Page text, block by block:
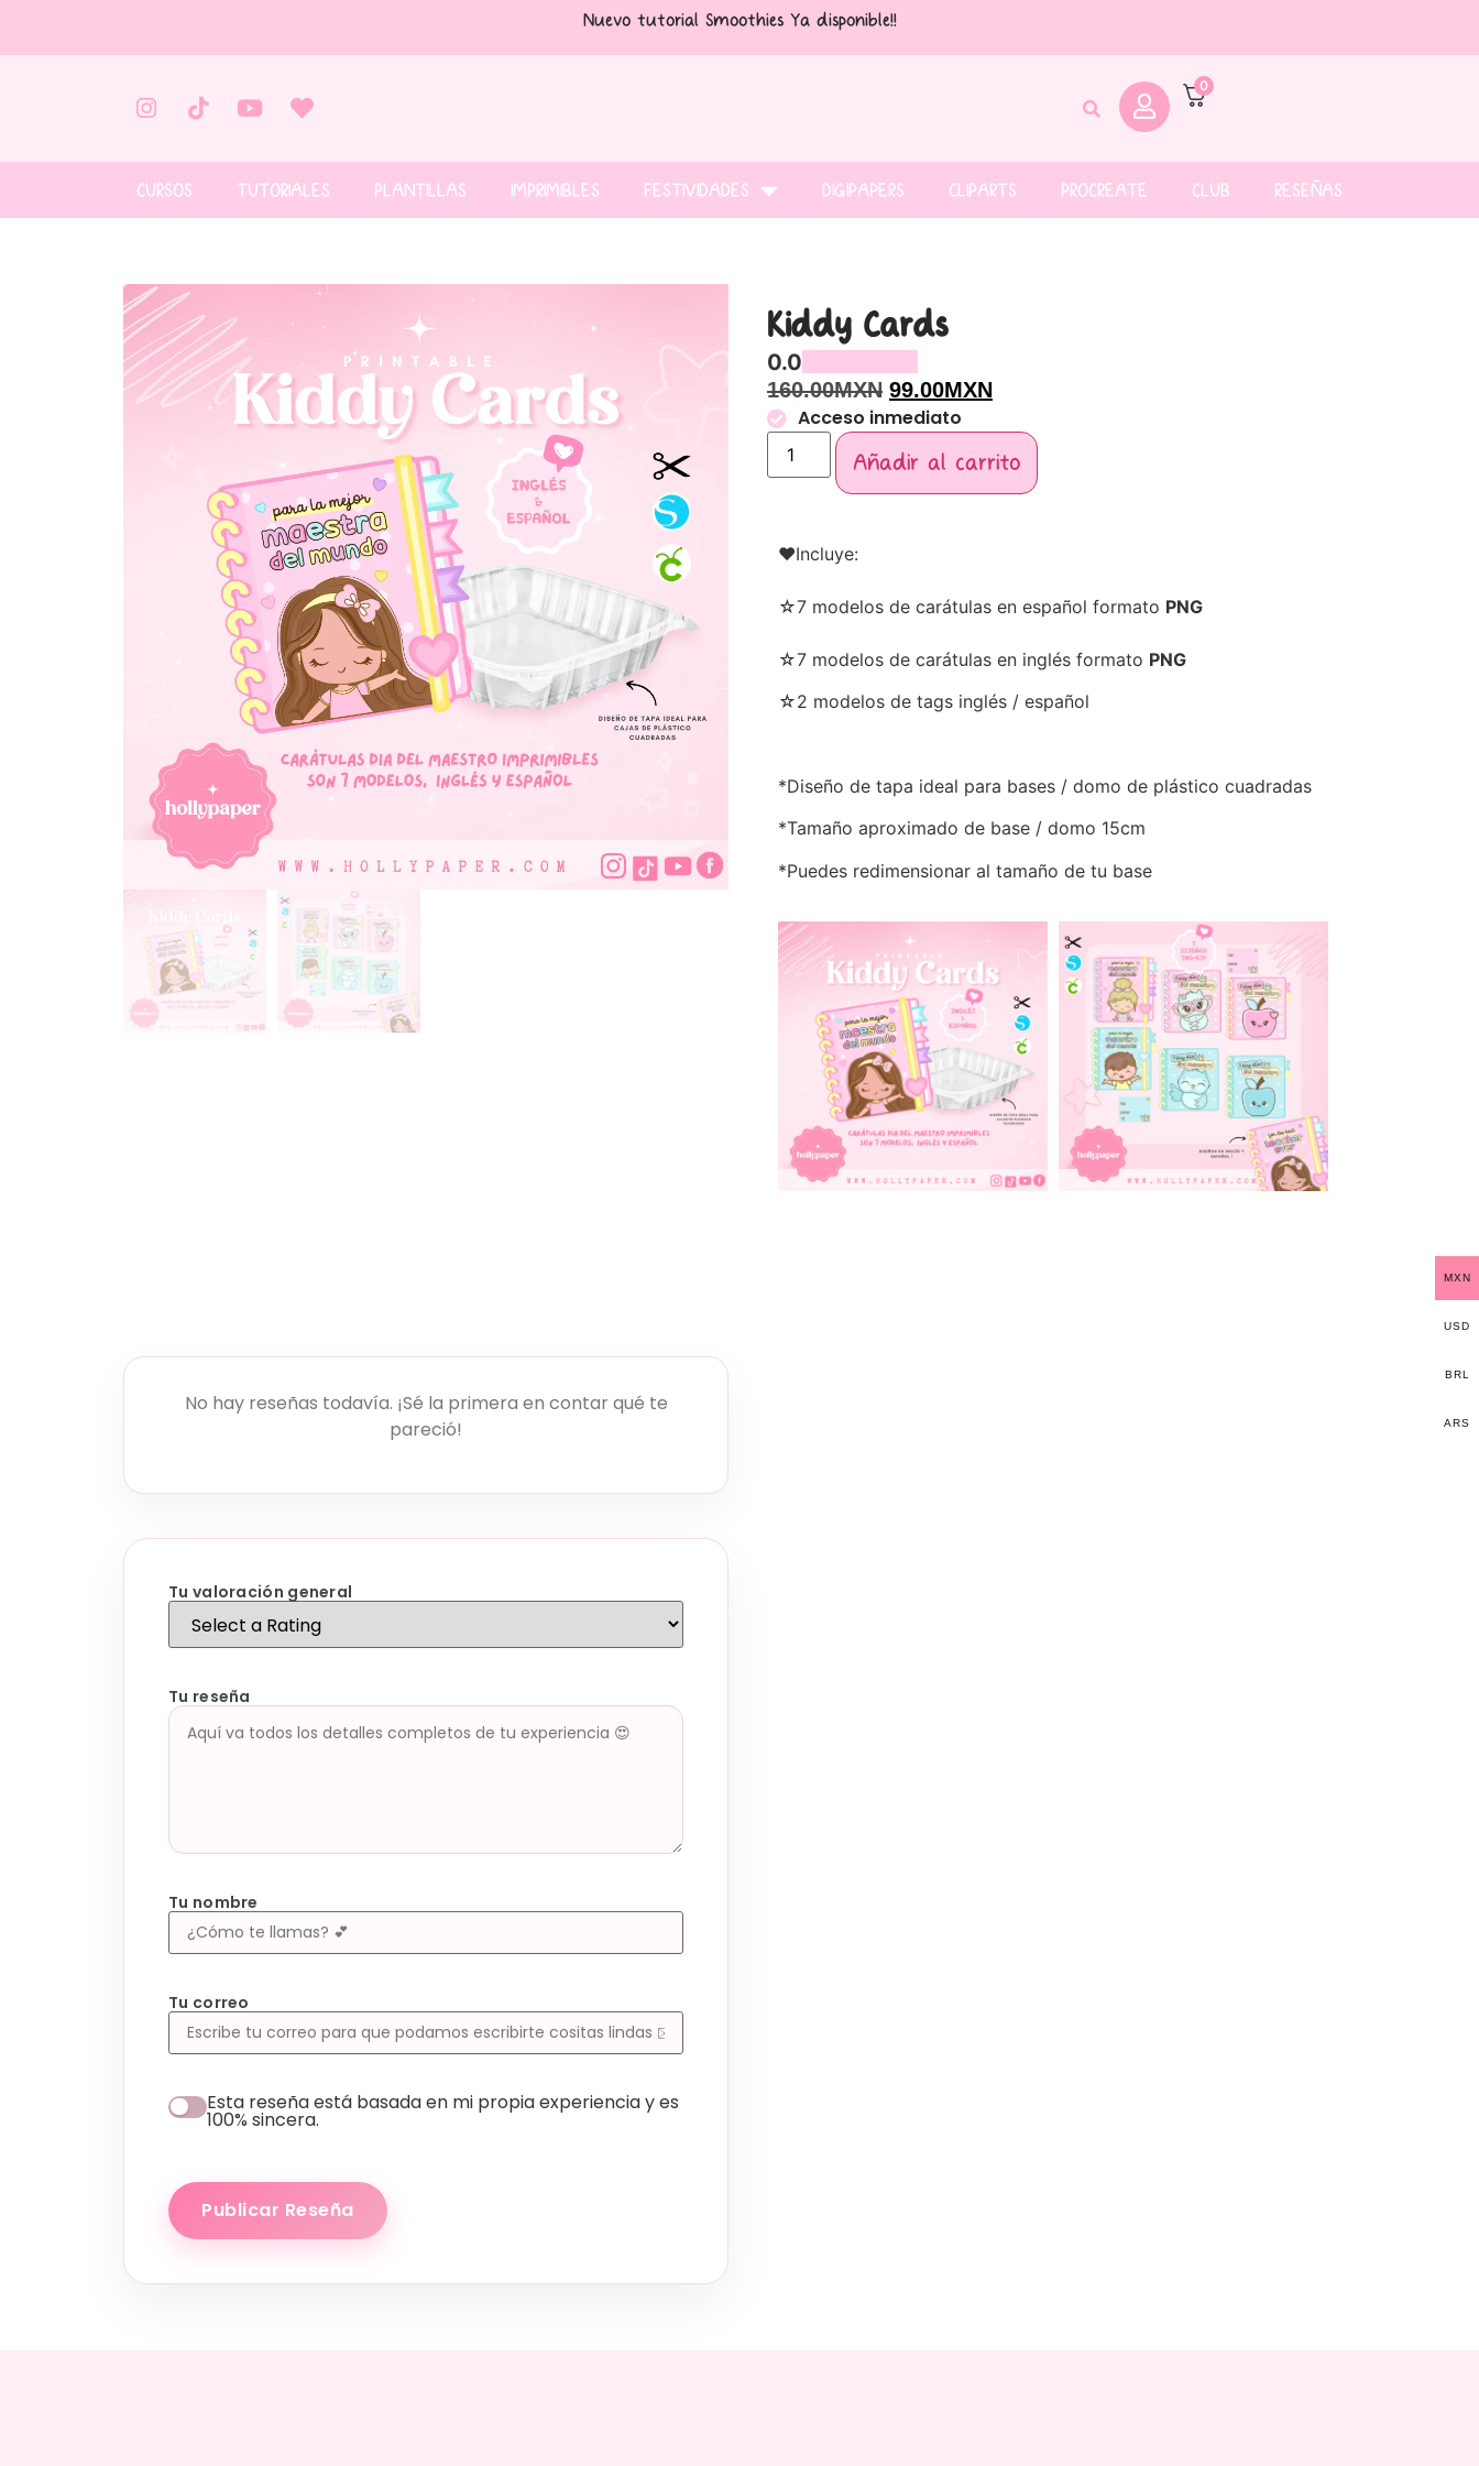
Nuevo tutorial Smoothies Ya disponible!!
0
CURSOS TUTORIALES PLANTILLAS IMPRIMIBLES FESTIVIDADES DIGIPAPERS CLIPARTS PROCREATE CLUB RESEÑAS
Kiddy Cards
0.0
160.00MXN 99.00MXN
Acceso inmediato
Añadir al carrito
♥Incluye:
☆7 modelos de carátulas en español formato PNG
☆7 modelos de carátulas en inglés formato PNG
☆2 modelos de tags inglés / español
*Diseño de tapa ideal para bases / domo de plástico cuadradas
*Tamaño aproximado de base / domo 15cm
*Puedes redimensionar al tamaño de tu base
No hay reseñas todavía. ¡Sé la primera en contar qué te
pareció!
Tu valoración general
Tu reseña
Tu nombre
Tu correo
Esta reseña está basada en mi propia experiencia y es
100% sincera.
Publicar Reseña
MXN
USD
BRL
ARS